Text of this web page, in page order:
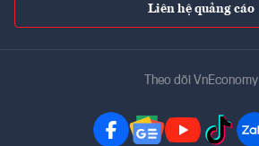
Liên hệ quảng cáo
Theo dõi VnEconomy